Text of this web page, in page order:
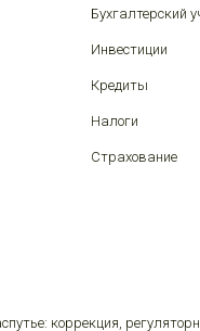
Бухгалтерский
Инвестиции
Кредиты
Налоги
Страхование
коррекция,